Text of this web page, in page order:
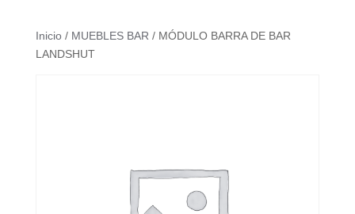
Inicio/ MUEBLES BAR / MÓDULO BARRA DE BAR
LANDSHUT